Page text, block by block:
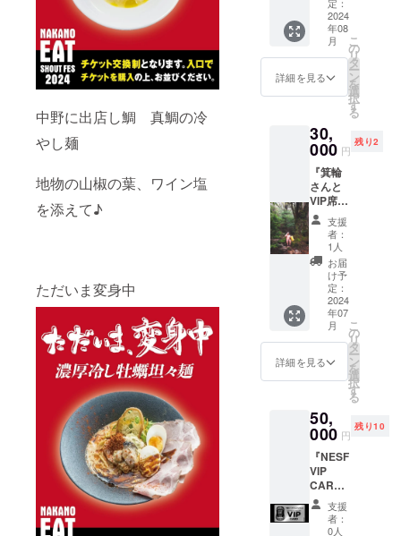
中野に出店し鯛 真鯛の冷
やし麺
地物の山椒の葉、ワイン塩
を添えて♪
ただいま変身中
非売品
開催記
念ス
テッ
カーを
差し上
支援感
謝メー
ル＆ス
テッ
カーを
イベン
ト期間
中きて
もらい
会場に
て受け
渡しし
ます ※7
月6日、
7月7日
当日の
み受け
(どちら
かの日
程で受
け取り
をお願
いいた
します)
びま
す。そ
して名
物いっ
てらっ
しゃい
す。 ・
お好き
メンを
買わず
に並ば
ず食べ
れます
・下記
の時間
に四季
の森公
園会社
に来る
人のみ
購入お
願いし
（土）
日時
◦11:00
〜
18:00（
Lo17:3
0）
2024年
んぶり
＋非売
品ス
テッ
カー＋
ラーメ
枚』 ・
2024
ラーメ
ンコラ
ボどん
ぶり(む
かん、
麺家た
いせ
い、た
だいま
変身
中、箕
輪家、
ビンギ
リ×麺彩
房、湯
どんぶ
りをこ
に！！
□数量一
つ □商
品サイ
ズ20cm
高さ
定：
2024
年08
月
詳細を見る
こ
の
リ
タ
ー
ン
を
選
択
す
る
30,
000 円
残り2
『箕輪
さんと
VIP席で
ラーメ
ンをす
すれて
と飲め
る券』
勝手に
作っ
ちゃい
ました
リター
ン 7月6
日
ろ〜
18:00ま
で 箕輪
さんと
中野
いって
らっ
しゃい
フェス
支援
者：
1人
お届
け予
定：
2024
年07
月
詳細を見る
こ
の
リ
タ
ー
ン
を
選
択
す
る
50,
000 円
残り10
『NESF
VIP
CARD
』 ・
VIPルー
ム(関係
支援
者：
0人